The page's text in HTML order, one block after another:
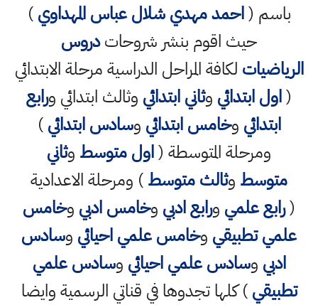
باسم (احمد مهدي شلال عباس المهداوي)
حيث اقوم بنشر شروحاتدروس
الرياضيات لكافة المراحل الدراسية مرحلة الابتدائي
(اول ابتدائي وثاني ابتدائي وثالث ابتدائي ورابع
ابتدائي وخامس ابتدائي وسادس ابتدائي)
ومرحلة المتوسطة (اول متوسط وثاني
متوسط وثالث متوسط) ومرحلة الاعدادية
(رابع علمي ورابع ادبي وخامس ادبي وخامس
علمي تطبيقي وخامس علمي احيائي وسادس
ادبي وسادس علمي احيائي وسادس علمي
تطبيقي) كلها تجدوها في قناتي الرسمية وايضا